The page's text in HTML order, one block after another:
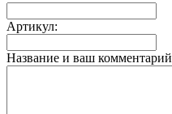
Артикул:
Название и ваш комментарий